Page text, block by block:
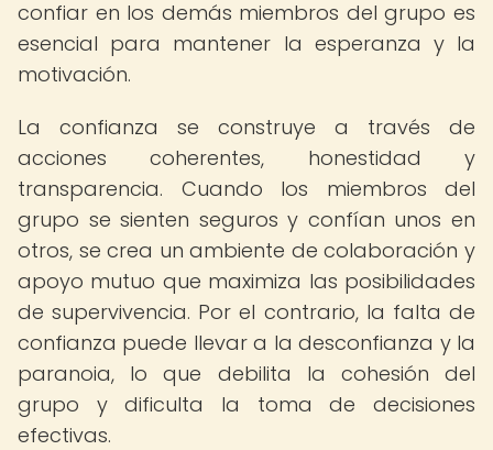
confiar en los demás miembros del grupo es
esencial para mantener la esperanza y la
motivación.
La confianza se construye a través de
acciones coherentes, honestidad y
transparencia. Cuando los miembros del
grupo se sienten seguros y confían unos en
otros, se crea un ambiente de colaboración y
apoyo mutuo que maximiza las posibilidades
de supervivencia. Por el contrario, la falta de
confianza puede llevar a la desconfianza y la
paranoia, lo que debilita la cohesión del
grupo y dificulta la toma de decisiones
efectivas.